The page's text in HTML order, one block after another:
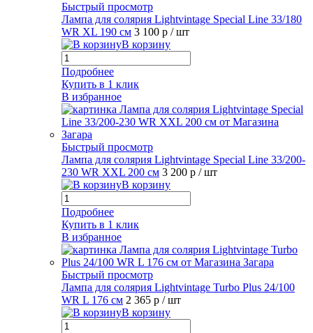
Быстрый просмотр
Лампа для солярия Lightvintage Special Line 33/180
WR XL 190 см 3 100 р / шт
В корзину
Подробнее
Купить в 1 клик
В избранное
Быстрый просмотр
Лампа для солярия Lightvintage Special Line 33/200-
230 WR XXL 200 см 3 200 р / шт
В корзину
Подробнее
Купить в 1 клик
В избранное
Быстрый просмотр
Лампа для солярия Lightvintage Turbo Plus 24/100
WR L 176 см 2 365 р / шт
В корзину